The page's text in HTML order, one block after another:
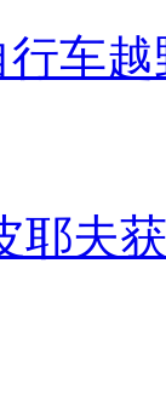
车
耶夫